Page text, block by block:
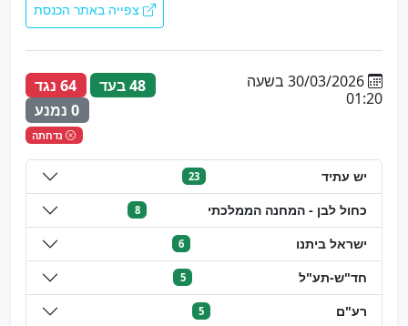
צפייה באתר הכנסת
30/03/2026 בשעה
01:20
48 בעד
64 נגד
0 נמנע
נדחתה
יש עתיד 23
כחול לבן - המחנה הממלכתי 8
ישראל ביתנו 6
חד"ש-תע"ל 5
רע"ם 5